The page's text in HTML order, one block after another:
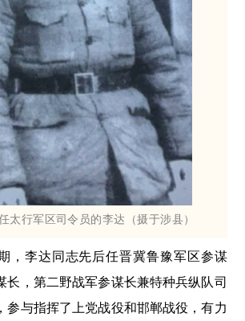
太行军区司令员的李达（摄于涉县）
，李达同志先后任晋冀鲁豫军区参谋
长，第二野战军参谋长兼特种兵纵队司
参与指挥了上党战役和邯郸战役，有力